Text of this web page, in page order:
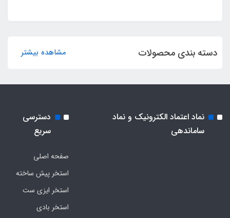
دسته بندی محصولات مشاهده بیشتر
نماد اعتماد الکترونیک و نماد
ساماندهی
دسترسی
سریع
صفحه اصلی
استخر پیش ساخته
استخر ایزی ست
استخر بادی